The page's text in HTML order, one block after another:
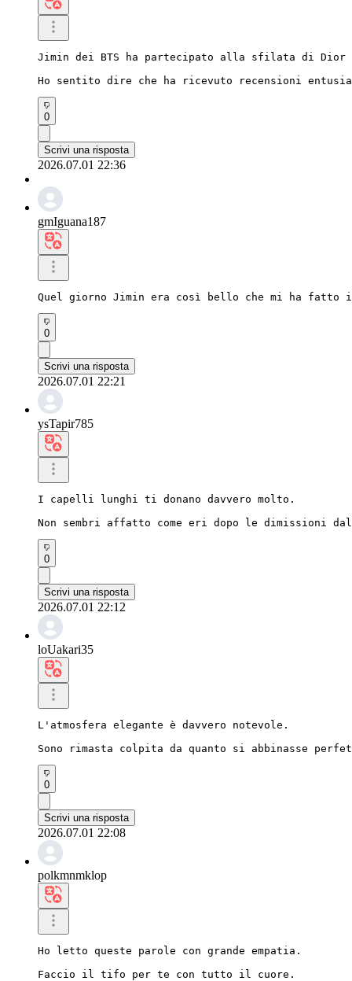
Jimin dei BTS ha partecipato alla sfilata di
Ho sentito dire che ha ricevuto recensioni
0
Scrivi una risposta
2026.07.01 22:36
gmIguana187
Quel giorno Jimin era così bello che mi ha
0
Scrivi una risposta
2026.07.01 22:21
ysTapir785
I capelli lunghi ti donano davvero molto.
Non sembri affatto come eri dopo le dimissioni
0
Scrivi una risposta
2026.07.01 22:12
loUakari35
L'atmosfera elegante è davvero notevole.
Sono rimasta colpita da quanto si abbinasse
0
Scrivi una risposta
2026.07.01 22:08
polkmnmklop
Ho letto queste parole con grande empatia.
Faccio il tifo per te con tutto il cuore.